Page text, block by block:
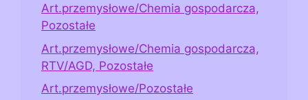
Art.przemysłowe/Chemia gospodarcza,
Pozostałe
Art.przemysłowe/Chemia gospodarcza,
RTV/AGD, Pozostałe
Art.przemysłowe/Pozostałe